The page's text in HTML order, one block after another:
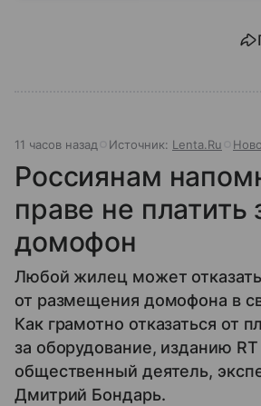
11 часов назад Источник: Lenta.Ru
Россиянам
праве не платить
домофон
Любой жилец может
от размещения домофона в
Как грамотно отказаться от
за оборудование, изданию
общественный деятель,
Дмитрий Бондарь.